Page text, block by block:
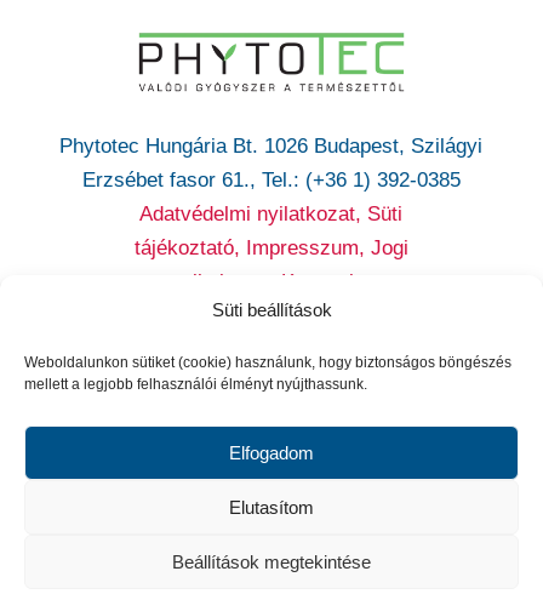
Süti beállítások
Weboldalunkon sütiket (cookie) használunk, hogy biztonságos böngészés
mellett a legjobb felhasználói élményt nyújthassunk.
Elfogadom
Elutasítom
Beállítások megtekintése
Phytotec Hungária Bt. 1026 Budapest, Szilágyi
Erzsébet fasor 61., Tel.: (+36 1) 392-0385
Adatvédelmi nyilatkozat, Süti
tájékoztató,
Impresszum, Jogi
nyilatkozat,
Kapcsolat
Colpofix|Maltofer
Micovag
Plus|Premens|Proxelan|Remifemin
Vitagyn C| Proktis-M
Utolsó frissítés dátuma: 2025.06.18.